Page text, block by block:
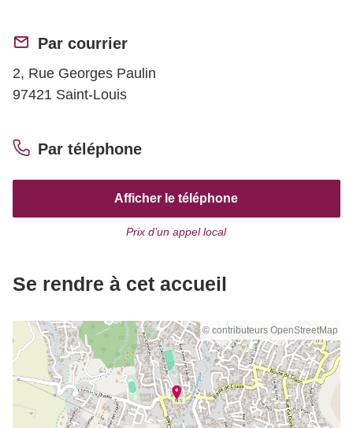
Par courrier
2, Rue Georges Paulin
97421 Saint-Louis
Par téléphone
Afficher le téléphone
Prix d’un appel local
Se rendre à cet accueil
© contributeurs OpenStreetMap